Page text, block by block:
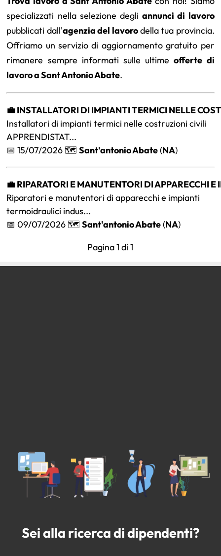
specializzati nella selezione degliannunci di lavoro
pubblicati dall'agenzia del lavorodella tua provincia.
Offriamo un servizio di aggiornamento gratuito per
rimanere sempre informati sulle ultimeofferte di
lavoro a Sant Antonio Abate.
💼 INSTALLATORI DI IMPIANTI TERMICI NELLE
Installatori di impianti termici nelle costruzioni civili
APPRENDISTAT...
📅 15/07/2026 🗺️Sant'antonio Abate(NA)
💼 RIPARATORI E MANUTENTORI DI APPARECCHI
Riparatori e manutentori di apparecchi e impianti
termoidraulici indus...
📅 09/07/2026 🗺️Sant'antonio Abate(NA)
Pagina 1 di 1
Sei alla ricerca di dipendenti?